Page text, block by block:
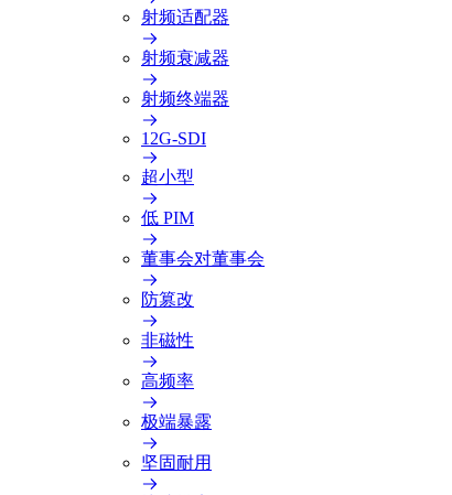
射频适配器
射频衰减器
射频终端器
12G-SDI
超小型
低 PIM
董事会对董事会
防篡改
非磁性
高频率
极端暴露
坚固耐用